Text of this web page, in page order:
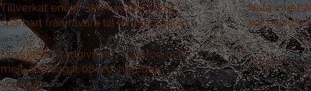
Tillverkat enligt GMP+ sedan 1986 –
spårbart från råvara till färdig produkt
Kostnadsfri rådgivning –telefon och
mejl, alla dagar 08–20, helt utan
köpkrav
Hela
ser exakt
Alltid fri